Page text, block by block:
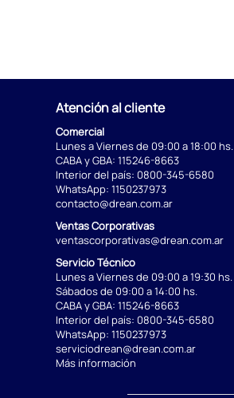
Atención al cliente
Comercial
Lunes a Viernes de 09:00 a 18:00 hs.
CABA y GBA: 115246-8663
Interior del país: 0800-345-6580
WhatsApp: 1150237973
contacto@drean.com.ar
Ventas Corporativas
ventascorporativas@drean.com.ar
Servicio Técnico
Lunes a Viernes de 09:00 a 19:30 hs.
Sábados de 09:00 a 14:00 hs.
CABA y GBA: 115246-8663
Interior del país: 0800-345-6580
WhatsApp: 1150237973
serviciodrean@drean.com.ar
Más información